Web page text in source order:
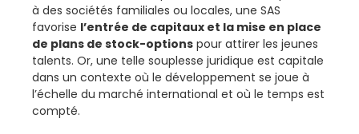
à des sociétés familiales ou locales, une SAS
favorise l’entrée de capitaux et la mise en place
de plans de stock-options pour attirer les jeunes
talents. Or, une telle souplesse juridique est capitale
dans un contexte où le développement se joue à
l’échelle du marché international et où le temps est
compté.